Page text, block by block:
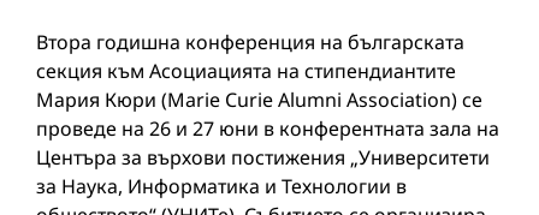
Втора годишна конференция на българската
секция към Асоциацията на стипендиантите
Мария Кюри (Marie Curie Alumni Association) се
проведе на 26 и 27 юни в конферентната зала на
Центъра за върхови постижения „Университети
за Наука, Информатика и Технологии в